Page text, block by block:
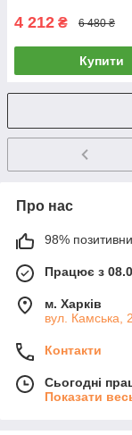
4 212 ₴ 6 480 ₴
Купити
Про нас
98%
Працює з
м. Харків
вул. Камська,
Контакти
Сьогодні
Показати